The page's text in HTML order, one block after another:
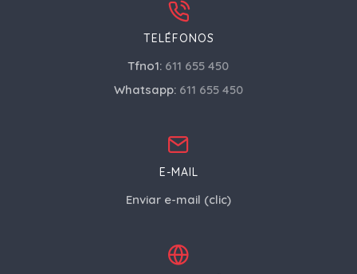
TELÉFONOS
Tfno1: 611 655 450
Whatsapp: 611 655 450
E-MAIL
Enviar e-mail (clic)